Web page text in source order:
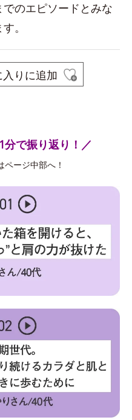
のエピソードとみな
。
りに追加
分で振り返り！／
ージ中部へ！